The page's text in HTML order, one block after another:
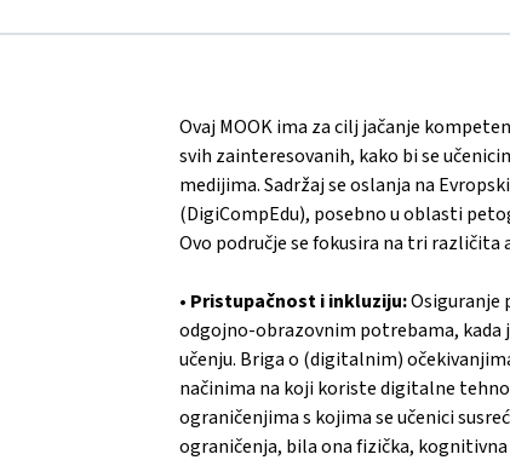
Ovaj MOOK ima za cilj jačanje
svih zainteresovanih, kako bi se
medijima. Sadržaj se oslanja na
(DigiCompEdu), posebno u oblasti
Ovo područje se fokusira na tri
• Pristupačnost i inkluziju:Osiguranje
odgojno-obrazovnim potrebama,
učenju. Briga o (digitalnim)
načinima na koji koriste digitalne
ograničenjima s kojima se učenici
ograničenja, bila ona fizička,